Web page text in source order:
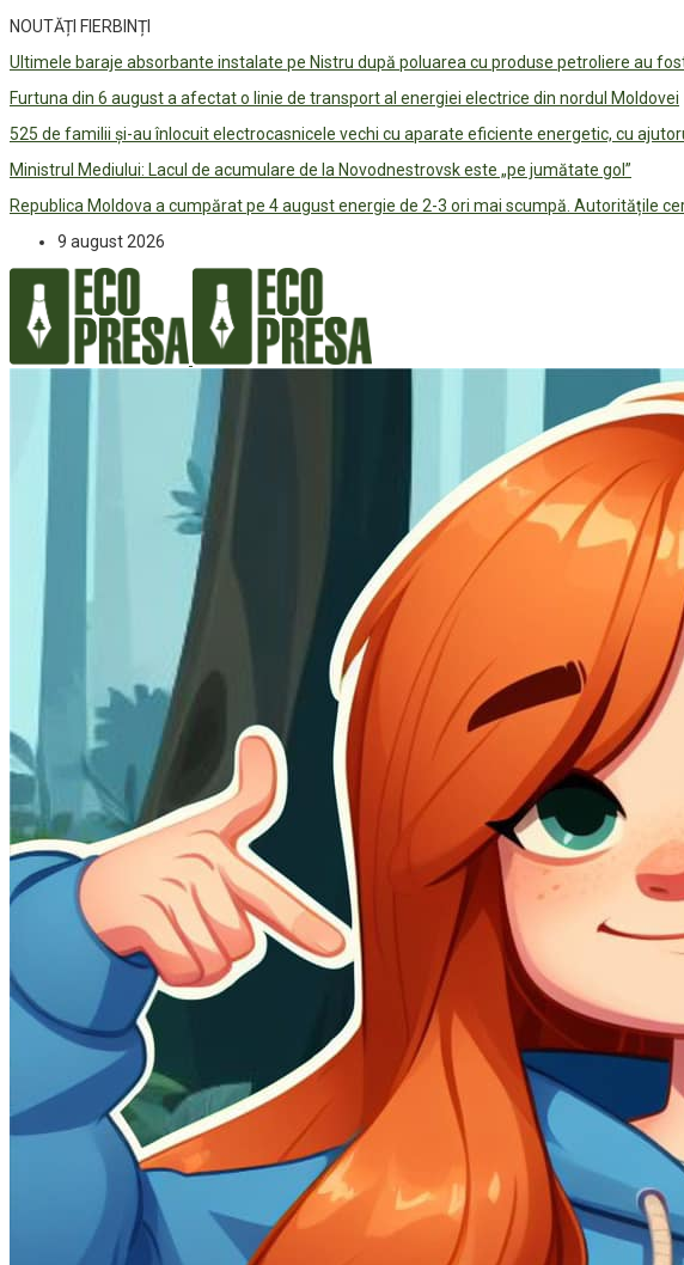
NOUTĂȚI FIERBINȚI
Ultimele baraje absorbante instalate pe Nistru după poluarea cu produse petroliere au
Furtuna din 6 august a afectat o linie de transport al energiei electrice din nordul Moldovei
525 de familii și-au înlocuit electrocasnicele vechi cu aparate eficiente energetic, cu
Ministrul Mediului: Lacul de acumulare de la Novodnestrovsk este „pe jumătate gol”
Republica Moldova a cumpărat pe 4 august energie de 2-3 ori mai scumpă. Autoritățile
9 august 2026